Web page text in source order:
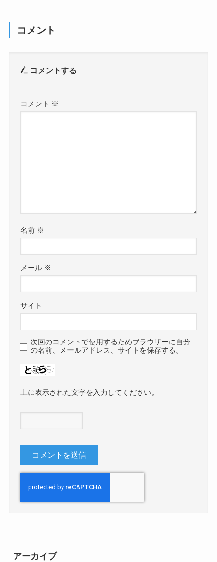
コメント
コメントする
コメント ※
名前 ※
メール ※
サイト
次回のコメントで使用するためブラウザーに自分
の名前、メールアドレス、サイトを保存する。
上に表示された文字を入力してください。
アーカイブ